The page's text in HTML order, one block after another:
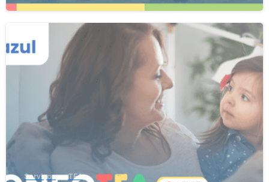
3
Serviços TEA